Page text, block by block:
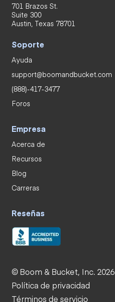
701 Brazos St.
Suite 300
Austin, Texas 78701
Soporte
Ayuda
support@boomandbucket.com
(888)-417-3477
Foros
Empresa
Acerca de
Recursos
Blog
Carreras
Reseñas
© Boom & Bucket, Inc. 2026
Política de privacidad
Términos de servicio